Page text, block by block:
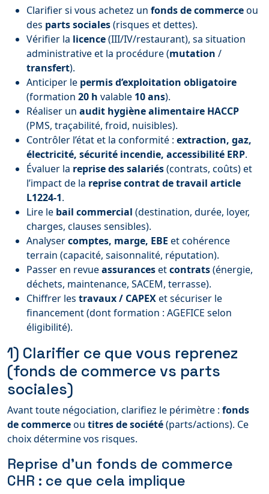
Clarifier si vous achetez un fonds de commerceou
des parts sociales(risques et dettes).
Vérifier la licence(III/IV/restaurant), sa situation
administrative et la procédure (mutation /
transfert).
Anticiper le permis d’exploitation obligatoire
(formation 20 h valable 10 ans).
Réaliser un audit hygiène alimentaire HACCP
(PMS, traçabilité, froid, nuisibles).
Contrôler l’état et la conformité : extraction, gaz,
électricité, sécurité incendie, accessibilité ERP.
Évaluer la reprise des salariés(contrats, coûts) et
l’impact de la reprise contrat de travail article
L1224-1.
Lire le bail commercial (destination, durée, loyer,
charges, clauses sensibles).
Analysercomptes, marge, EBE et cohérence
terrain (capacité, saisonnalité, réputation).
Passer en revueassurancesetcontrats(énergie,
déchets, maintenance, SACEM, terrasse).
Chiffrer les travaux / CAPEXet sécuriser le
financement (dont formation : AGEFICE selon
éligibilité).
1) Clarifier ce que vous reprenez
(fonds de commerce vs parts
sociales)
Avant toute négociation, clarifiez le périmètre : fonds
de commerceou titres de société(parts/actions). Ce
choix détermine vos risques.
Reprise d’un fonds de commerce
CHR : ce que cela implique